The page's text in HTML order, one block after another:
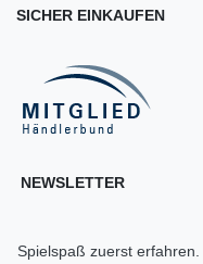
SICHER EINKAUFEN
NEWSLETTER
Spielspaß zuerst